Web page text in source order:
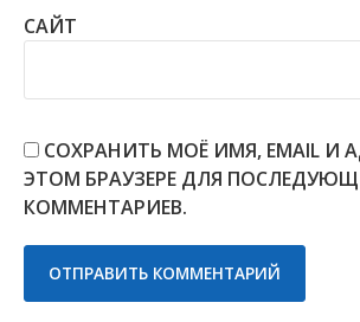
САЙТ
СОХРАНИТЬ МОЁ ИМЯ, EMAIL И
ЭТОМ БРАУЗЕРЕ ДЛЯ
КОММЕНТАРИЕВ.